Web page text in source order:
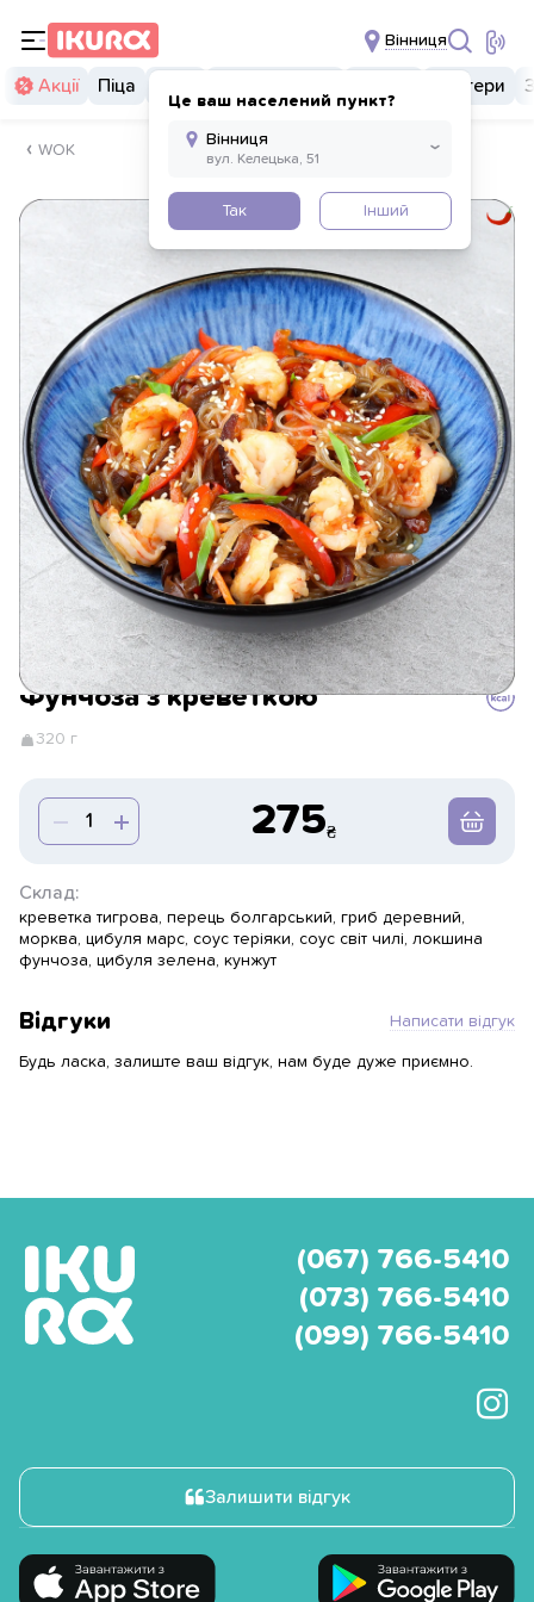
Вінниця
Це ваш населений пункт?
Так Інший
Акції Піца Бургери
WOK
Фунчоза з креветкою
320 г
275
Склад:
креветка тигрова, перець болгарський, гриб деревний,
морква, цибуля марс, соус теріяки, соус світ чилі, локшина
фунчоза, цибуля зелена, кунжут
Відгуки Написати відгук
Будь ласка, залиште ваш відгук, нам буде дуже приємно.
(067) 766-5410
(073) 766-5410
(099) 766-5410
Залишити відгук